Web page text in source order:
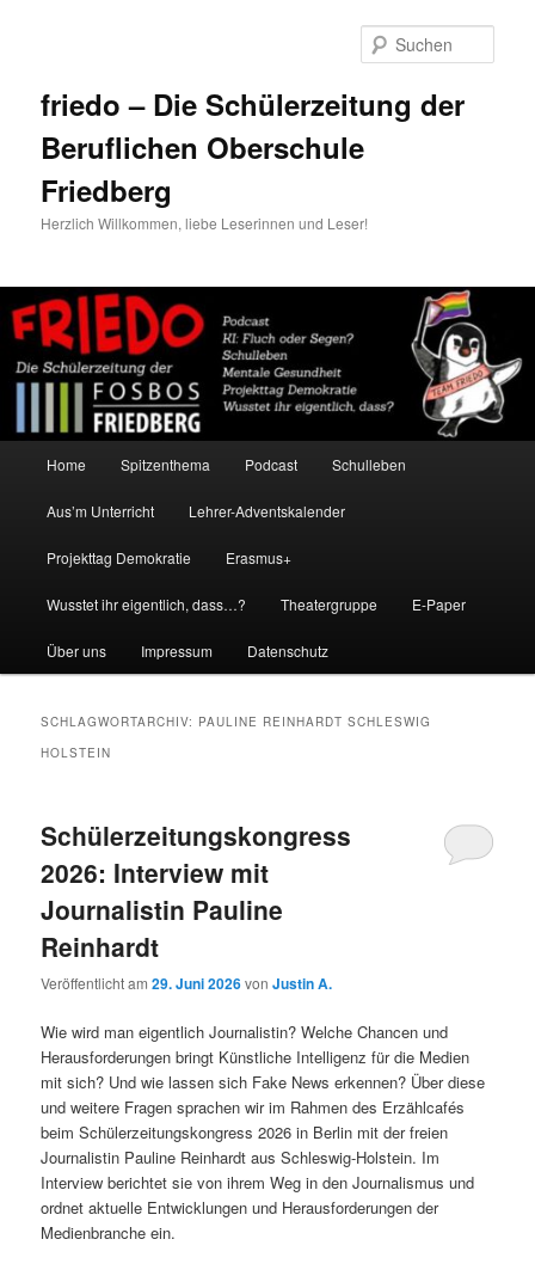
friedo – Die Schülerzeitung der
Beruflichen Oberschule
Friedberg
Herzlich Willkommen, liebe Leserinnen und Leser!
Home Spitzenthema Podcast Schulleben
Aus’m Unterricht Lehrer-Adventskalender
Projekttag Demokratie Erasmus+
Wusstet ihr eigentlich, dass…? Theatergruppe E-Paper
Über uns Impressum Datenschutz
SCHLAGWORTARCHIV: PAULINE REINHARDT SCHLESWIG
HOLSTEIN
Schülerzeitungskongress
2026: Interview mit
Journalistin Pauline
Reinhardt
Veröffentlicht am29. Juni 2026vonJustin A.
Wie wird man eigentlich Journalistin? Welche Chancen und
Herausforderungen bringt Künstliche Intelligenz für die Medien
mit sich? Und wie lassen sich Fake News erkennen? Über diese
und weitere Fragen sprachen wir im Rahmen des Erzählcafés
beim Schülerzeitungskongress 2026 in Berlin mit der freien
Journalistin Pauline Reinhardt aus Schleswig-Holstein. Im
Interview berichtet sie von ihrem Weg in den Journalismus und
ordnet aktuelle Entwicklungen und Herausforderungen der
Medienbranche ein.